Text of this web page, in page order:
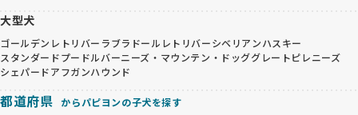
大型犬
ゴールデンレトリバー ラブラドールレトリバーシベリアンハスキー
スタンダードプードルバーニーズ・マウンテン・ドッググレートピレニーズ
シェパードアフガンハウンド
都道府県 からパピヨンの子犬を探す